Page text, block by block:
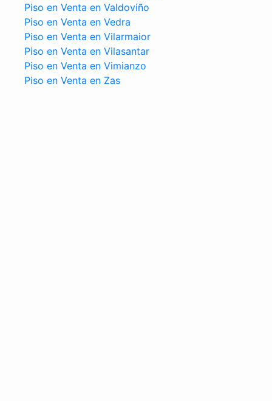
Piso en Venta en Valdoviño
Piso en Venta en Vedra
Piso en Venta en Vilarmaior
Piso en Venta en Vilasantar
Piso en Venta en Vimianzo
Piso en Venta en Zas